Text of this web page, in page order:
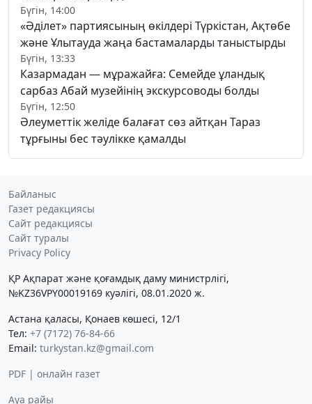
Бүгін, 14:00
«Әділет» партиясының өкілдері Түркістан, Ақтөбе
және Ұлытауда жаңа бастамаларды таныстырды
Бүгін, 13:33
Казармадан — мұражайға: Семейде ұландық
сарбаз Абай музейінің экскурсоводы болды
Бүгін, 12:50
Әлеуметтік желіде балағат сөз айтқан Тараз
тұрғыны бес тәулікке қамалды
Байланыс
Газет редакциясы
Сайт редакциясы
Сайт туралы
Privacy Policy
ҚР Ақпарат және қоғамдық даму министрлігі,
№KZ36VPY00019169 куәлігі, 08.01.2020 ж.
Астана қаласы, Қонаев көшесі, 12/1
Тел: +7 (7172) 76-84-66
Email: turkystan.kz@gmail.com
PDF | онлайн газет
Ауа райы